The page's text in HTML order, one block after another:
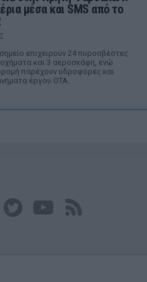
μέσα και SMS από το
επιχειρούν 24 πυροσβέστες
οχήματα και 3 αεροσκάφη, ενώ
παρέχουν υδροφόρες και
έργου ΟΤΑ.